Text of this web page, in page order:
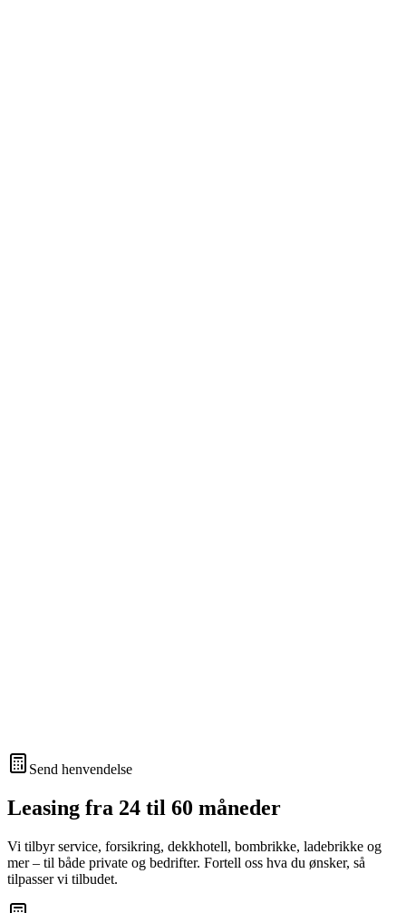
Send henvendelse
Leasing fra 24 til 60 måneder
Vi tilbyr service, forsikring, dekkhotell, bombrikke, ladebrikke og
mer – til både private og bedrifter. Fortell oss hva du ønsker, så
tilpasser vi tilbudet.